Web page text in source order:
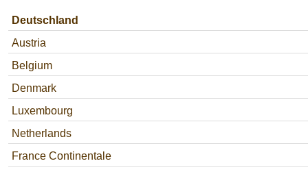
Deutschland
Austria
Belgium
Denmark
Luxembourg
Netherlands
France Continentale